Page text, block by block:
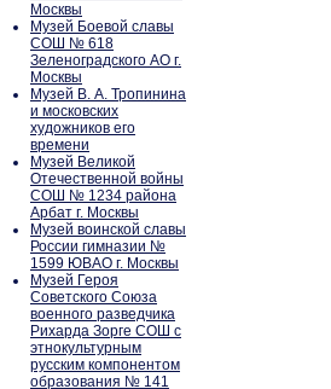
Москвы
Музей Боевой славы
СОШ № 618
Зеленоградского АО г.
Москвы
Музей В. А. Тропинина
и московских
художников его
времени
Музей Великой
Отечественной войны
СОШ № 1234 района
Арбат г. Москвы
Музей воинской славы
России гимназии №
1599 ЮВАО г. Москвы
Музей Героя
Советского Союза
военного разведчика
Рихарда Зорге СОШ с
этнокультурным
русским компонентом
образования № 141